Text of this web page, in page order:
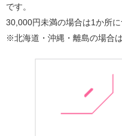
です。
30,000円未満の場合は1か所
※北海道・沖縄・離島の場合